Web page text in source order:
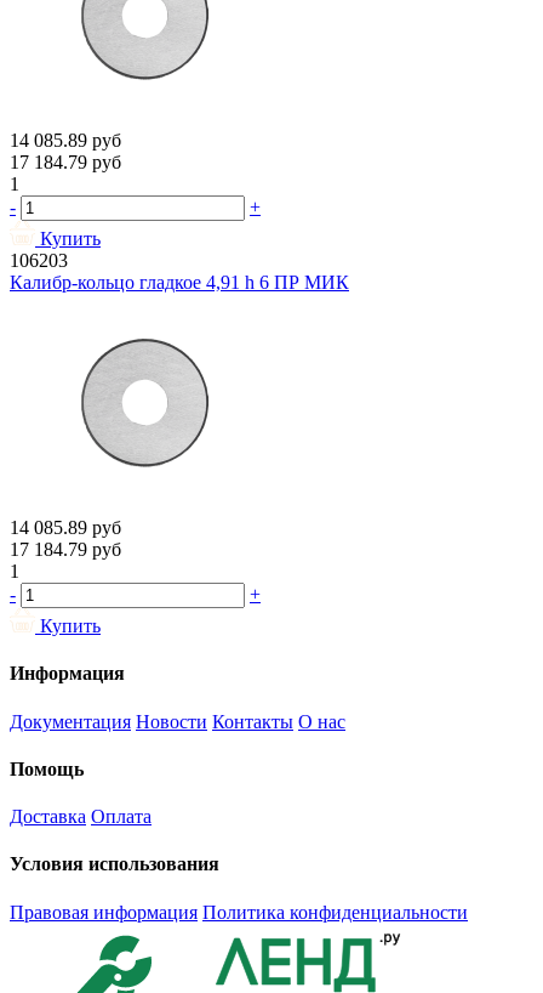
14 085.89 руб
17 184.79 руб
1
-
+
Купить
106203
Калибр-кольцо гладкое 4,91 h 6 ПР МИК
14 085.89 руб
17 184.79 руб
1
-
+
Купить
Информация
Документация Новости Контакты О нас
Помощь
Доставка Оплата
Условия использования
Правовая информация Политика конфиденциальности